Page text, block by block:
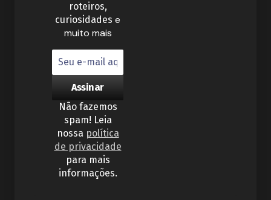
roteiros,
curiosidades e
muito mais
Não fazemos
spam! Leia
nossa política
de privacidade
para mais
informações.